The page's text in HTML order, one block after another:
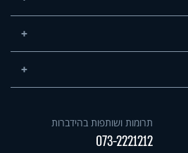
תרומות ושותפות בהידברות
073-2221212